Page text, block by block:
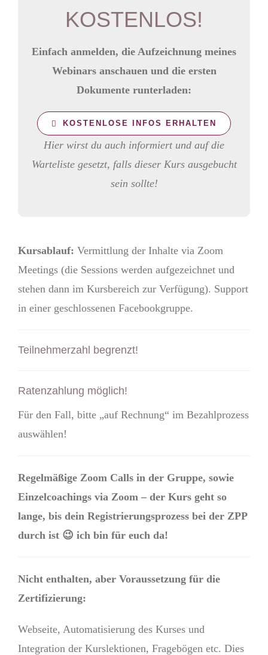
KOSTENLOS!
Einfach anmelden, die Aufzeichnung meines
Webinars anschauen und die ersten
Dokumente runterladen:
KOSTENLOSE INFOS ERHALTEN
Hier wirst du auch informiert und auf die
Warteliste gesetzt, falls dieser Kurs ausgebucht
sein sollte!
Kursablauf: Vermittlung der Inhalte via Zoom
Meetings (die Sessions werden aufgezeichnet und
stehen dann im Kursbereich zur Verfügung). Support
in einer geschlossenen Facebookgruppe.
Teilnehmerzahl begrenzt!
Ratenzahlung möglich!
Für den Fall, bitte „auf Rechnung“ im Bezahlprozess
auswählen!
Regelmäßige Zoom Calls in der Gruppe, sowie
Einzelcoachings via Zoom – der Kurs geht so
lange, bis dein Registrierungsprozess bei der ZPP
durch ist 😉 ich bin für euch da!
Nicht enthalten, aber Voraussetzung für die
Zertifizierung:
Webseite, Automatisierung des Kurses und
Integration der Kurslektionen, Fragebögen etc. Dies